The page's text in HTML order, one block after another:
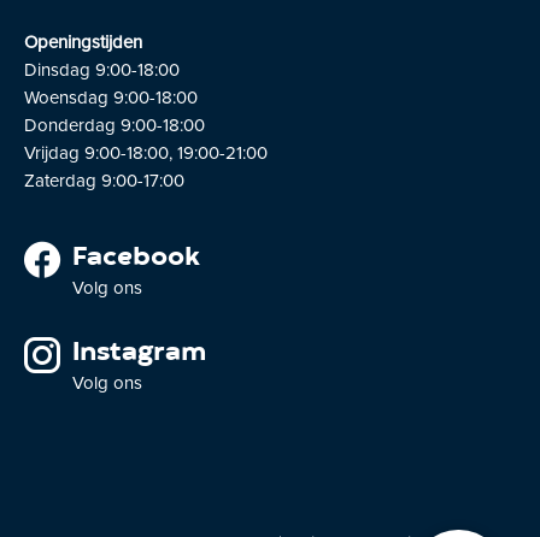
Openingstijden
Dinsdag 9:00-18:00
Woensdag 9:00-18:00
Donderdag 9:00-18:00
Vrijdag 9:00-18:00, 19:00-21:00
Zaterdag 9:00-17:00
Facebook
Volg ons
Instagram
Volg ons